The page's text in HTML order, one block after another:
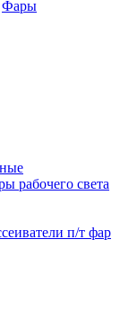
Фары
рабочего света
п/т фар